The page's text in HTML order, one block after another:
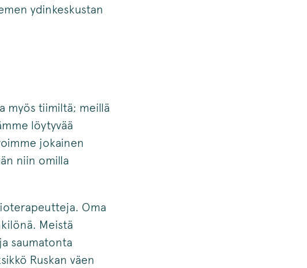
ydinkeskustan
myös tiimiltä; meillä
löytyvää
jokainen
niin omilla
Oma
Meistä
saumatonta
Ruskan väen